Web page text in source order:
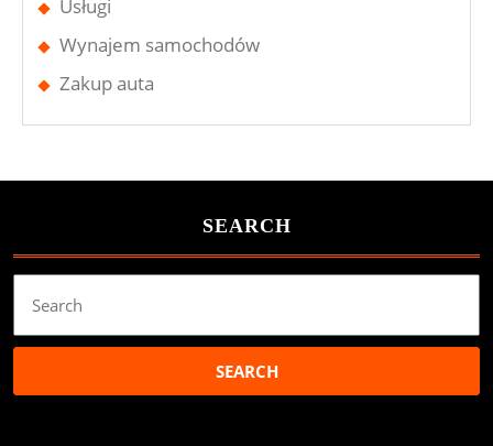
Usługi
Wynajem samochodów
Zakup auta
SEARCH
for: